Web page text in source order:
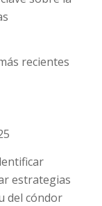
recientes
estrategias
del cóndor